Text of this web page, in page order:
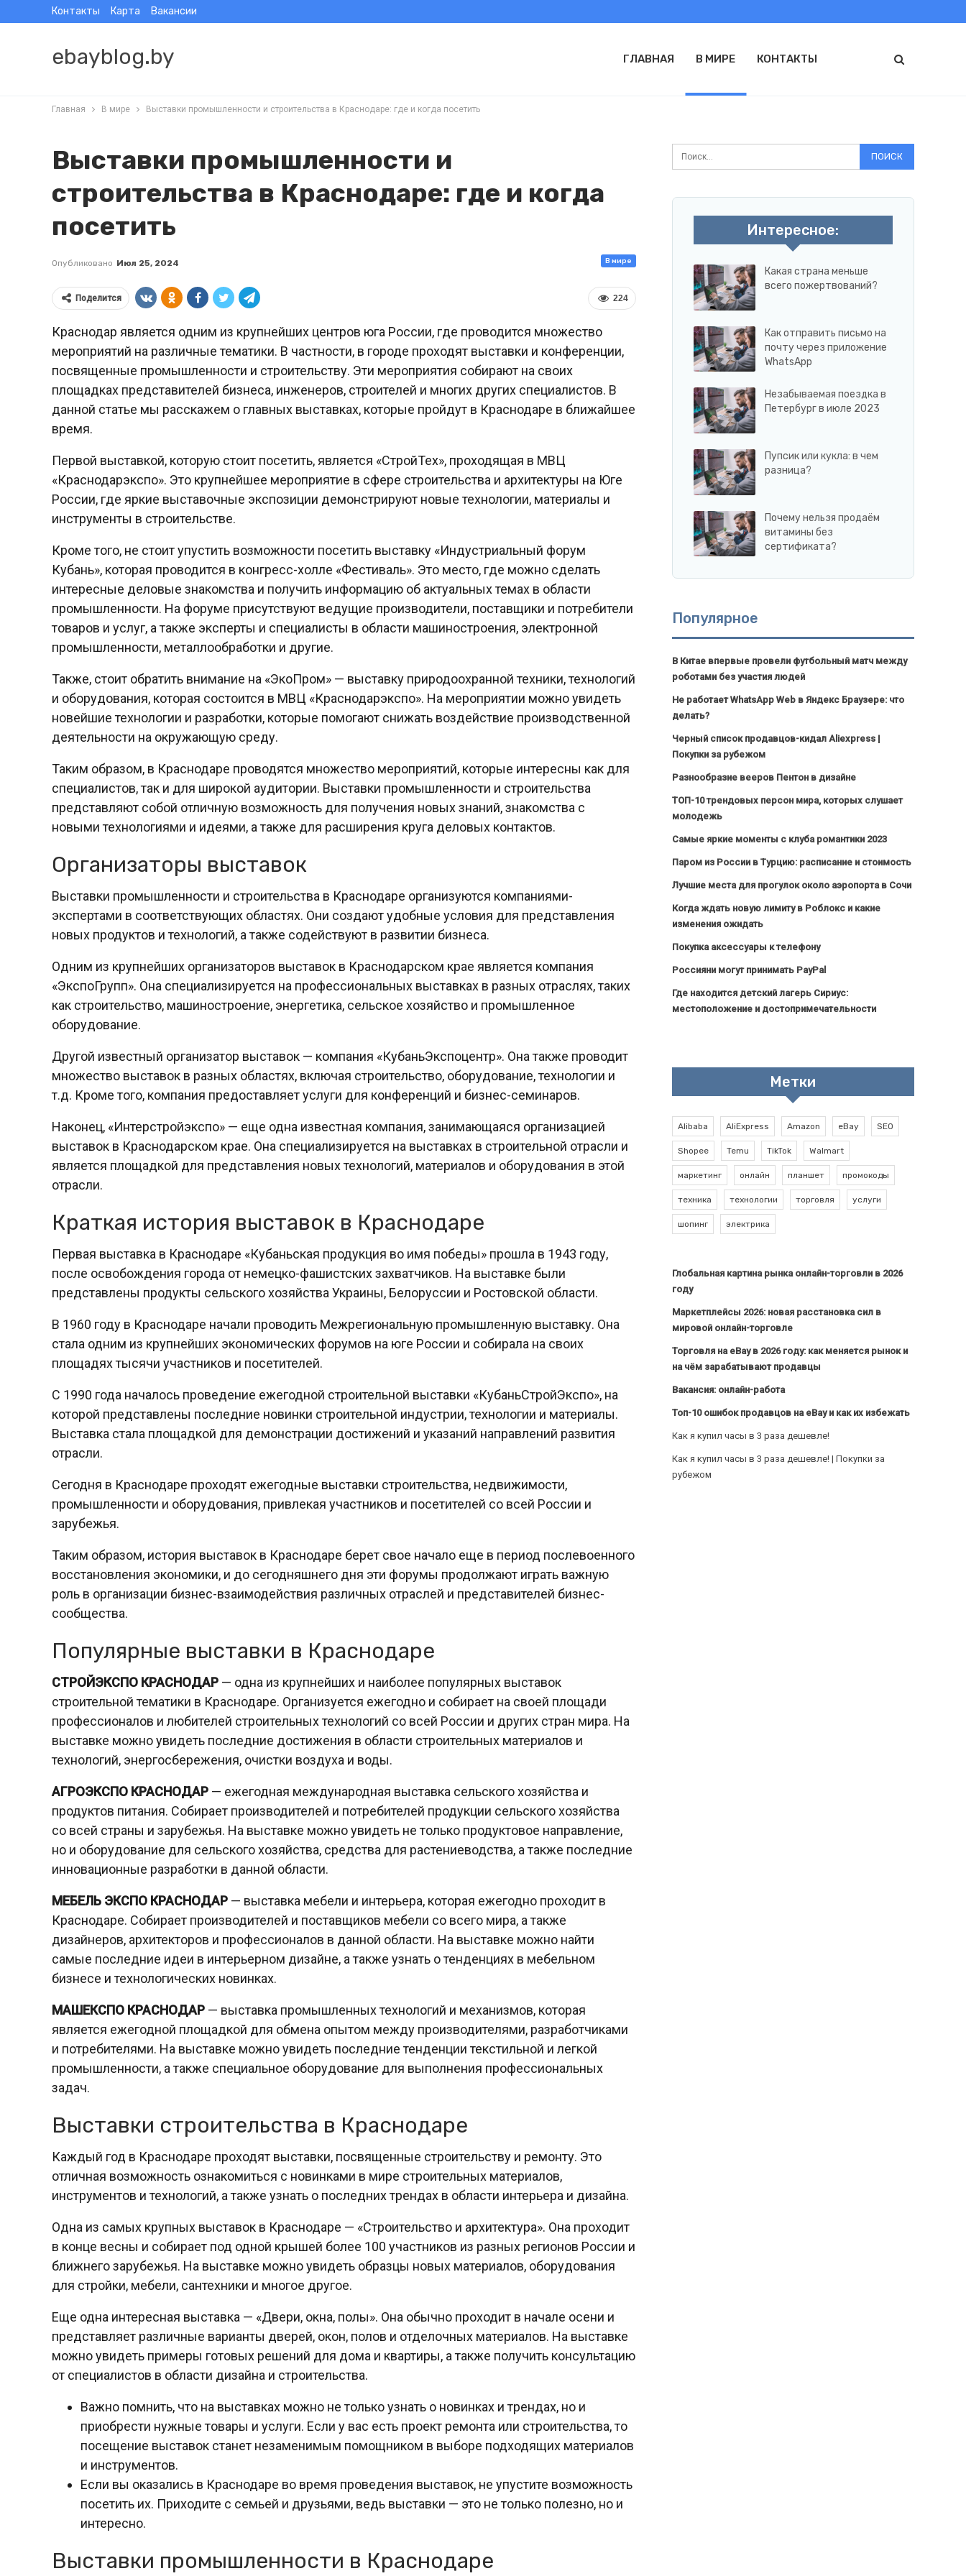
Контакты Карта Вакансии
ebayblog.by ГЛАВНАЯ В МИРЕ КОНТАКТЫ
Главная В мире Выставки промышленности и строительства в Краснодаре: где и когда посетить
Выставки промышленности и
строительства в Краснодаре: где и когда
посетить
В мире
Опубликовано Июл 25, 2024
224
Поделится
Краснодар является одним из крупнейших центров юга России, где проводится множество
мероприятий на различные тематики. В частности, в городе проходят выставки и конференции,
посвященные промышленности и строительству. Эти мероприятия собирают на своих
площадках представителей бизнеса, инженеров, строителей и многих других специалистов. В
данной статье мы расскажем о главных выставках, которые пройдут в Краснодаре в ближайшее
время.
Первой выставкой, которую стоит посетить, является «СтройТех», проходящая в МВЦ
«Краснодарэкспо». Это крупнейшее мероприятие в сфере строительства и архитектуры на Юге
России, где яркие выставочные экспозиции демонстрируют новые технологии, материалы и
инструменты в строительстве.
Кроме того, не стоит упустить возможности посетить выставку «Индустриальный форум
Кубань», которая проводится в конгресс-холле «Фестиваль». Это место, где можно сделать
интересные деловые знакомства и получить информацию об актуальных темах в области
промышленности. На форуме присутствуют ведущие производители, поставщики и потребители
товаров и услуг, а также эксперты и специалисты в области машиностроения, электронной
промышленности, металлообработки и другие.
Также, стоит обратить внимание на «ЭкоПром» — выставку природоохранной техники, технологий
и оборудования, которая состоится в МВЦ «Краснодарэкспо». На мероприятии можно увидеть
новейшие технологии и разработки, которые помогают снижать воздействие производственной
деятельности на окружающую среду.
Таким образом, в Краснодаре проводятся множество мероприятий, которые интересны как для
специалистов, так и для широкой аудитории. Выставки промышленности и строительства
представляют собой отличную возможность для получения новых знаний, знакомства с
новыми технологиями и идеями, а также для расширения круга деловых контактов.
Организаторы выставок
Выставки промышленности и строительства в Краснодаре организуются компаниями-
экспертами в соответствующих областях. Они создают удобные условия для представления
новых продуктов и технологий, а также содействуют в развитии бизнеса.
Одним из крупнейших организаторов выставок в Краснодарском крае является компания
«ЭкспоГрупп». Она специализируется на профессиональных выставках в разных отраслях, таких
как строительство, машиностроение, энергетика, сельское хозяйство и промышленное
оборудование.
Другой известный организатор выставок — компания «КубаньЭкспоцентр». Она также проводит
множество выставок в разных областях, включая строительство, оборудование, технологии и
т.д. Кроме того, компания предоставляет услуги для конференций и бизнес-семинаров.
Наконец, «Интерстройэкспо» — еще одна известная компания, занимающаяся организацией
выставок в Краснодарском крае. Она специализируется на выставках в строительной отрасли и
является площадкой для представления новых технологий, материалов и оборудования в этой
отрасли.
Краткая история выставок в Краснодаре
Первая выставка в Краснодаре «Кубаньская продукция во имя победы» прошла в 1943 году,
после освобождения города от немецко-фашистских захватчиков. На выставке были
представлены продукты сельского хозяйства Украины, Белоруссии и Ростовской области.
В 1960 году в Краснодаре начали проводить Межрегиональную промышленную выставку. Она
стала одним из крупнейших экономических форумов на юге России и собирала на своих
площадях тысячи участников и посетителей.
С 1990 года началось проведение ежегодной строительной выставки «КубаньСтройЭкспо», на
которой представлены последние новинки строительной индустрии, технологии и материалы.
Выставка стала площадкой для демонстрации достижений и указаний направлений развития
отрасли.
Сегодня в Краснодаре проходят ежегодные выставки строительства, недвижимости,
промышленности и оборудования, привлекая участников и посетителей со всей России и
зарубежья.
Таким образом, история выставок в Краснодаре берет свое начало еще в период послевоенного
восстановления экономики, и до сегодняшнего дня эти форумы продолжают играть важную
роль в организации бизнес-взаимодействия различных отраслей и представителей бизнес-
сообщества.
Популярные выставки в Краснодаре
СТРОЙЭКСПО КРАСНОДАР — одна из крупнейших и наиболее популярных выставок
строительной тематики в Краснодаре. Организуется ежегодно и собирает на своей площади
профессионалов и любителей строительных технологий со всей России и других стран мира. На
выставке можно увидеть последние достижения в области строительных материалов и
технологий, энергосбережения, очистки воздуха и воды.
АГРОЭКСПО КРАСНОДАР — ежегодная международная выставка сельского хозяйства и
продуктов питания. Собирает производителей и потребителей продукции сельского хозяйства
со всей страны и зарубежья. На выставке можно увидеть не только продуктовое направление,
но и оборудование для сельского хозяйства, средства для растениеводства, а также последние
инновационные разработки в данной области.
МЕБЕЛЬ ЭКСПО КРАСНОДАР — выставка мебели и интерьера, которая ежегодно проходит в
Краснодаре. Собирает производителей и поставщиков мебели со всего мира, а также
дизайнеров, архитекторов и профессионалов в данной области. На выставке можно найти
самые последние идеи в интерьерном дизайне, а также узнать о тенденциях в мебельном
бизнесе и технологических новинках.
МАШЕКСПО КРАСНОДАР — выставка промышленных технологий и механизмов, которая
является ежегодной площадкой для обмена опытом между производителями, разработчиками
и потребителями. На выставке можно увидеть последние тенденции текстильной и легкой
промышленности, а также специальное оборудование для выполнения профессиональных
задач.
Выставки строительства в Краснодаре
Каждый год в Краснодаре проходят выставки, посвященные строительству и ремонту. Это
отличная возможность ознакомиться с новинками в мире строительных материалов,
инструментов и технологий, а также узнать о последних трендах в области интерьера и дизайна.
Одна из самых крупных выставок в Краснодаре — «Строительство и архитектура». Она проходит
в конце весны и собирает под одной крышей более 100 участников из разных регионов России и
ближнего зарубежья. На выставке можно увидеть образцы новых материалов, оборудования
для стройки, мебели, сантехники и многое другое.
Еще одна интересная выставка — «Двери, окна, полы». Она обычно проходит в начале осени и
представляет различные варианты дверей, окон, полов и отделочных материалов. На выставке
можно увидеть примеры готовых решений для дома и квартиры, а также получить консультацию
от специалистов в области дизайна и строительства.
Важно помнить, что на выставках можно не только узнать о новинках и трендах, но и
приобрести нужные товары и услуги. Если у вас есть проект ремонта или строительства, то
посещение выставок станет незаменимым помощником в выборе подходящих материалов
и инструментов.
Если вы оказались в Краснодаре во время проведения выставок, не упустите возможность
посетить их. Приходите с семьей и друзьями, ведь выставки — это не только полезно, но и
интересно.
Выставки промышленности в Краснодаре
Интересное:
Какая страна меньше
всего пожертвований?
Как отправить письмо на
почту через приложение
WhatsApp
Незабываемая поездка в
Петербург в июле 2023
Пупсик или кукла: в чем
разница?
Почему нельзя продаём
витамины без
сертификата?
Популярное
В Китае впервые провели футбольный матч между
роботами без участия людей
Не работает WhatsApp Web в Яндекс Браузере: что
делать?
Черный список продавцов-кидал Aliexpress |
Покупки за рубежом
Разнообразие вееров Пентон в дизайне
ТОП-10 трендовых персон мира, которых слушает
молодежь
Самые яркие моменты с клуба романтики 2023
Паром из России в Турцию: расписание и стоимость
Лучшие места для прогулок около аэропорта в Сочи
Когда ждать новую лимиту в Роблокс и какие
изменения ожидать
Покупка аксессуары к телефону
Россияни могут принимать PayPal
Где находится детский лагерь Сириус:
местоположение и достопримечательности
Метки
Alibaba AliExpress Amazon eBay SEO
Shopee Temu TikTok Walmart
маркетинг онлайн планшет промокоды
техника технологии торговля услуги
шопинг электрика
Глобальная картина рынка онлайн-торговли в 2026
году
Маркетплейсы 2026: новая расстановка сил в
мировой онлайн-торговле
Торговля на eBay в 2026 году: как меняется рынок и
на чём зарабатывают продавцы
Вакансия: онлайн-работа
Топ-10 ошибок продавцов на eBay и как их избежать
Как я купил часы в 3 раза дешевле!
Как я купил часы в 3 раза дешевле! | Покупки за
рубежом